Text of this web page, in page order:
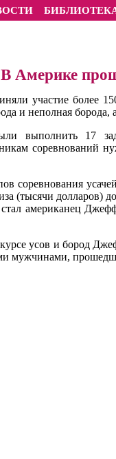
В Америке
участие более
и неполная борода,
выполнить 17
соревнований
соревнования
(тысячи
стал американец
усов и бород
мужчинами,